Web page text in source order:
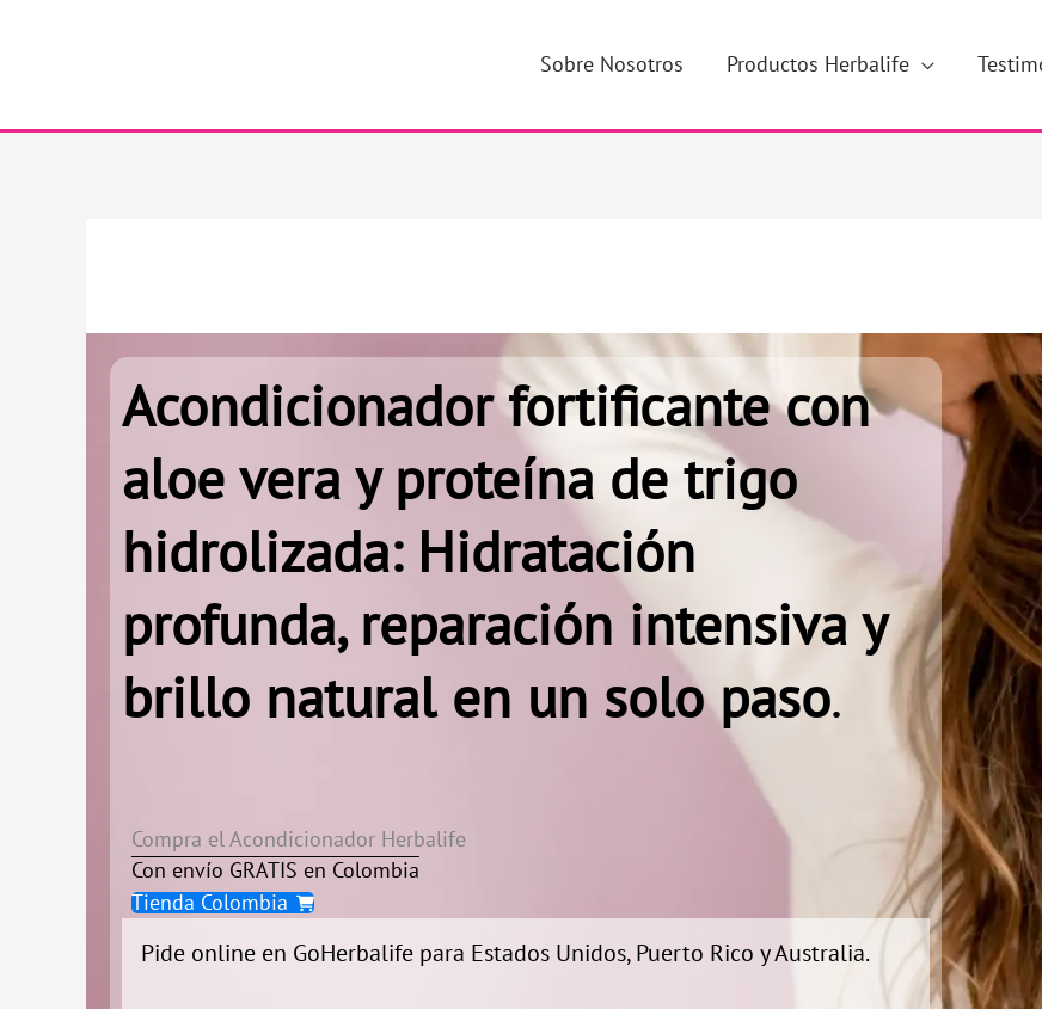
Sobre Nosotros Productos Herbalife
Acondicionador fortificante con
aloe vera y proteína de trigo
hidrolizada: Hidratación
profunda, reparación intensiva y
brillo natural en un solo paso.
Compra el Acondicionador Herbalife
Con envío GRATIS en Colombia
Tienda Colombia
Pide online en GoHerbalife para Estados Unidos, Puerto Rico y Australia.